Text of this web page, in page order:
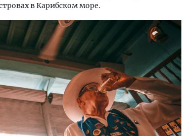
в Карибском море.
код начинается с
Смелость архитектурных